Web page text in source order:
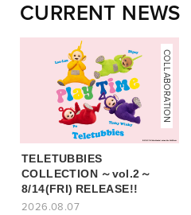
CURRENT NEWS
COLLABORATION
TELETUBBIES
COLLECTION ～vol.2～
8/14(FRI) RELEASE!!
2026.08.07